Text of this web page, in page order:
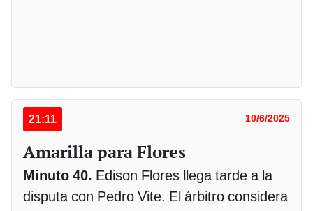
21:11 10/6/2025
Amarilla para Flores
Minuto 40. Edison Flores llega tarde a la
disputa con Pedro Vite. El árbitro considera